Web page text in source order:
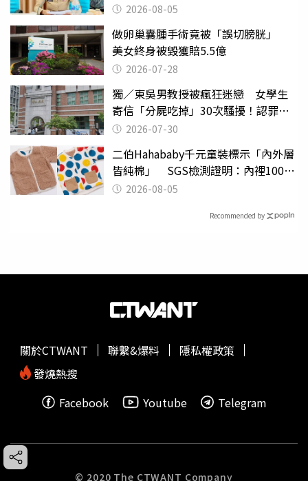
2026-08-05
做卵巢囊腫手術竟被「誤切膀胱」
美女終身被毀獲賠5.5億
2026-07-28
獨／東吳男教授被瘋狂迷戀 女學生
寄信「分屍吃掉」30次騷擾！認罪免
關 2026-07-30
二伯Hahababy千元童裝標示「內外層
皆純棉」 SGS檢測證明：內裡100%
聚酯纖維
2026-08-05
Recommended by
關於CTWANT 聯繫&爆料
隱私權政策
發燒熱搜
Facebook
Youtube Telegram
© 2020 The CTWANT Company